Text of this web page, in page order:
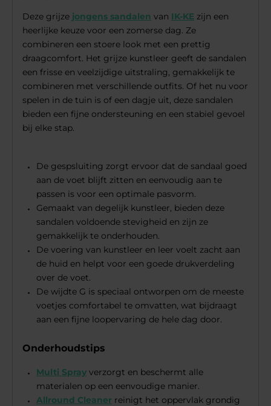
Deze grijze jongens sandalen van IK-KE zijn een
heerlijke keuze voor een zomerse dag. Ze
combineren een stoere look met een prettig
draagcomfort. Het grijze kunstleer geeft de sandalen
een frisse en veelzijdige uitstraling, gemakkelijk te
combineren met verschillende outfits. Of het nu voor
spelen in de tuin is of een dagje uit, deze sandalen
bieden een fijne ondersteuning en een stabiel gevoel
bij elke stap.
De gespsluiting zorgt ervoor dat de sandaal goed
aan de voet blijft zitten en eenvoudig aan te
passen is voor een optimale pasvorm.
Gemaakt van degelijk kunstleer, bieden deze
sandalen voldoende stevigheid en zijn ze
gemakkelijk te onderhouden.
De voering van kunstleer en leer voelt zacht aan
de huid en helpt voor een goede drukverdeling
over de voet.
De wijdte G is speciaal ontworpen om de meeste
voetjes comfortabel te omvatten, wat bijdraagt
aan een fijne loopervaring de hele dag door.
Onderhoudstips
Multi Spray verzorgt en beschermt alle
materialen op een eenvoudige manier.
Allround Cleaner reinigt het oppervlak grondig